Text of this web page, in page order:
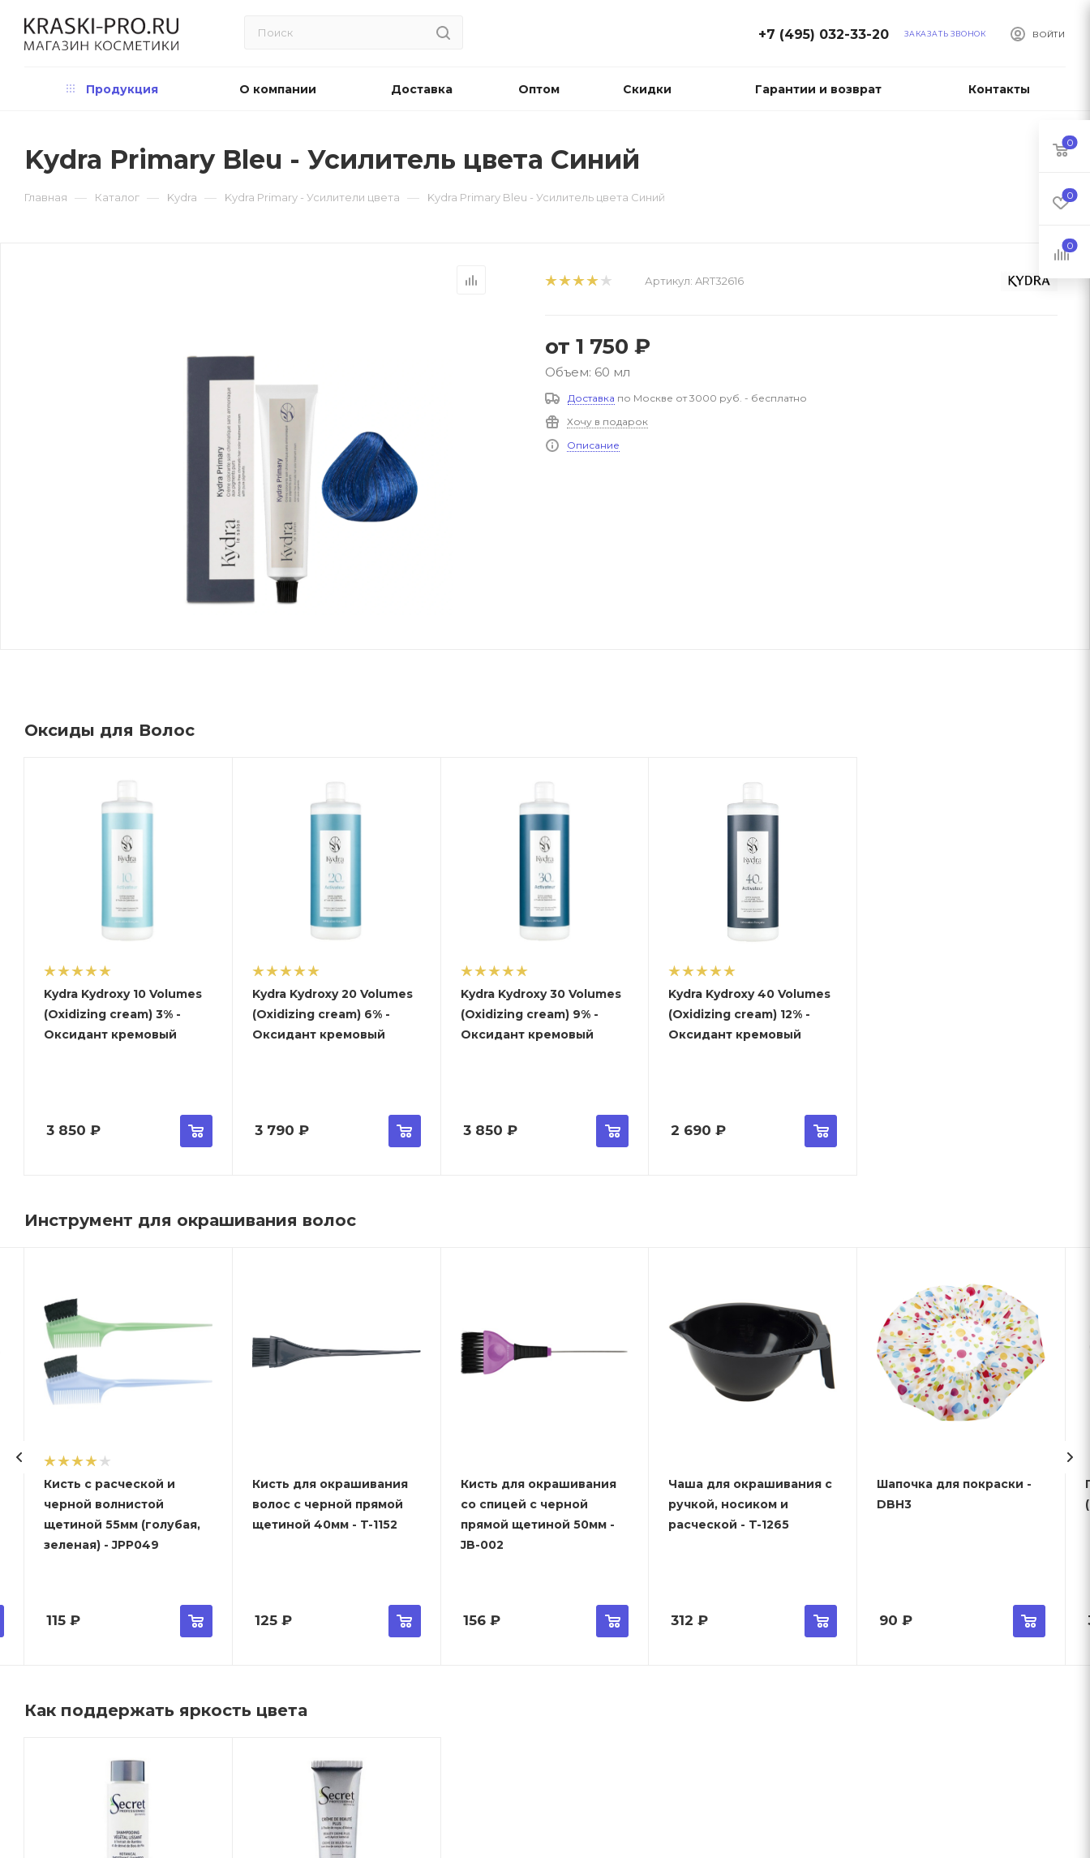
ВОЙТИ
+7 (495) 032-33-20 ЗАКАЗАТЬ ЗВОНОК
Продукция О компании Доставка Оптом Скидки Гарантии и возврат Контакты
Kydra Primary Bleu - Усилитель цвета Синий
Главная — Каталог — Kydra — Kydra Primary - Усилители цвета — Kydra Primary Bleu - Усилитель цвета Синий
Артикул: ART32616
от 1 750 ₽
Объем: 60 мл
Доставка по Москве от 3000 руб. - бесплатно
Хочу в подарок
Описание
Оксиды для Волос
Kydra Kydroxy 10 Volumes
(Oxidizing cream) 3% -
Оксидант кремовый
3 850 ₽
Kydra Kydroxy 20 Volumes
(Oxidizing cream) 6% -
Оксидант кремовый
3 790 ₽
Kydra Kydroxy 30 Volumes
(Oxidizing cream) 9% -
Оксидант кремовый
3 850 ₽
Kydra Kydroxy 40 Volumes
(Oxidizing cream) 12% -
Оксидант кремовый
2 690 ₽
Инструмент для окрашивания волос
Кисть с расческой и
черной волнистой
щетиной 55мм (голубая,
зеленая) - JPP049
115₽
Кисть для окрашивания
волос с черной прямой
щетиной 40мм - T-1152
125₽
Кисть для окрашивания
со спицей с черной
прямой щетиной 50мм -
JB-002
156₽
Чаша для окрашивания с
ручкой, носиком и
расческой - T-1265
312 ₽
Шапочка для покраски -
DBH3
90 ₽
Как поддержать яркость цвета
0
0
0